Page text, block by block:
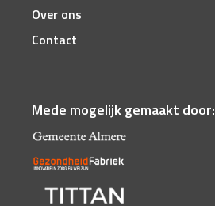
Over ons
Contact
Mede mogelijk gemaakt door: